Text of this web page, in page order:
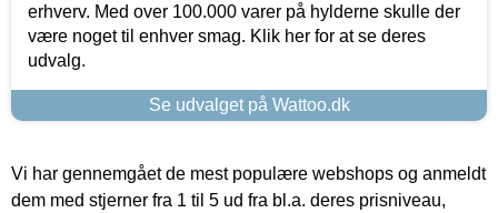
erhverv. Med over 100.000 varer på hylderne skulle der
være noget til enhver smag. Klik her for at se deres
udvalg.
Se udvalget på Wattoo.dk
Vi har gennemgået de mest populære webshops og anmeldt
dem med stjerner fra 1 til 5 ud fra bl.a. deres prisniveau,